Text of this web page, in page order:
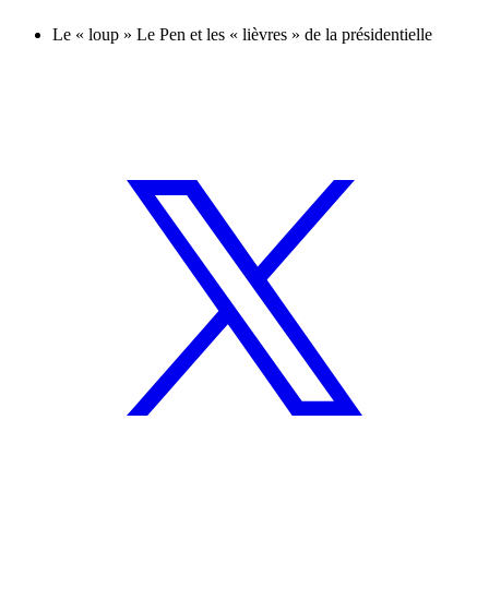
Le « loup » Le Pen et les « lièvres » de la présidentielle